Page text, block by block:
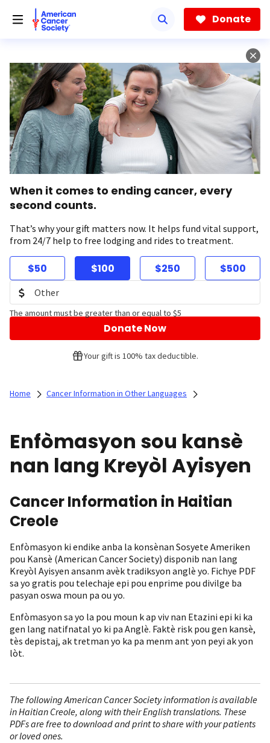
Donate
When it comes to ending cancer, every
second counts.
That’s why your gift matters now. It helps fund vital support,
from 24/7 help to free lodging and rides to treatment.
$50 $100 $250 $500
The amount must be greater than or equal to $5
Donate Now
Your gift is 100% tax deductible.
Home Cancer Information in Other Languages
Enfòmasyon sou kansè
nan lang Kreyòl Ayisyen
Cancer Information in Haitian
Creole
Enfòmasyon ki endike anba la konsènan Sosyete Ameriken
pou Kansè (American Cancer Society) disponib nan lang
Kreyòl Ayisyen ansanm avèk tradiksyon anglè yo. Fichye PDF
sa yo gratis pou telechaje epi pou enprime pou divilge ba
pasyan oswa moun pa ou yo.
Enfòmasyon sa yo la pou moun k ap viv nan Etazini epi ki ka
gen lang natifnatal yo ki pa Anglè. Faktè risk pou gen kansè,
tès depistaj, ak tretman yo ka pa menm ant yon peyi ak yon
lòt.
The following American Cancer Society information is available
in Haitian Creole, along with their English translations. These
PDFs are free to download and print to share with your patients
or loved ones.